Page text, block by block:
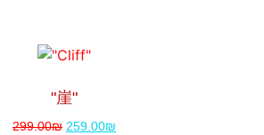
"崖"
299.00₪ 259.00₪